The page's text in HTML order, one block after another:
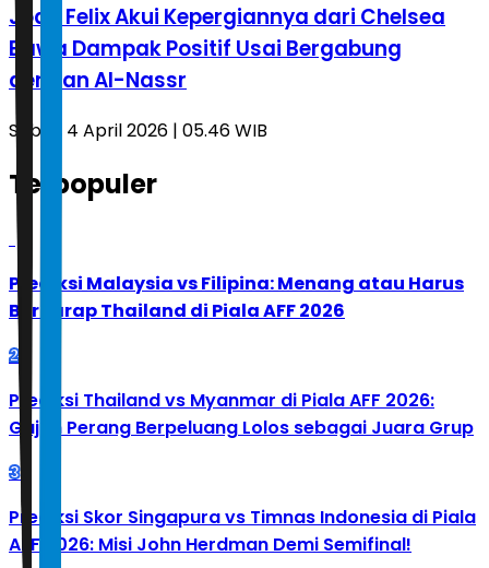
Joao Felix Akui Kepergiannya dari Chelsea
Bawa Dampak Positif Usai Bergabung
dengan Al-Nassr
Sabtu, 4 April 2026 | 05.46 WIB
Terpopuler
Prediksi Malaysia vs Filipina: Menang atau Harus
Berharap Thailand di Piala AFF 2026
2
Prediksi Thailand vs Myanmar di Piala AFF 2026:
Gajah Perang Berpeluang Lolos sebagai Juara Grup
3
Prediksi Skor Singapura vs Timnas Indonesia di Piala
AFF 2026: Misi John Herdman Demi Semifinal!